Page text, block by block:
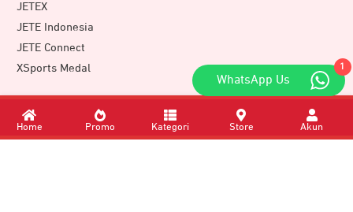
JETEX
JETE Indonesia
JETE Connect
XSports Medal
Download Apps
1
WhatsApp Us
Home Promo Kategori Store Akun